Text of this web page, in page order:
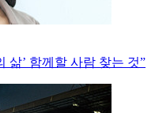
삶’ 함께할 사람 찾는 것”